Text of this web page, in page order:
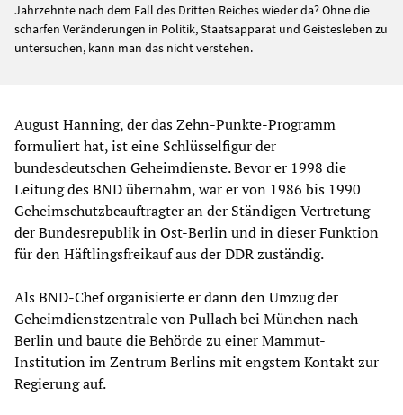
Jahrzehnte nach dem Fall des Dritten Reiches wieder da? Ohne die
scharfen Veränderungen in Politik, Staatsapparat und Geistesleben zu
untersuchen, kann man das nicht verstehen.
August Hanning, der das Zehn-Punkte-Programm
formuliert hat, ist eine Schlüsselfigur der
bundesdeutschen Geheimdienste. Bevor er 1998 die
Leitung des BND übernahm, war er von 1986 bis 1990
Geheimschutzbeauftragter an der Ständigen Vertretung
der Bundesrepublik in Ost-Berlin und in dieser Funktion
für den Häftlingsfreikauf aus der DDR zuständig.
Als BND-Chef organisierte er dann den Umzug der
Geheimdienstzentrale von Pullach bei München nach
Berlin und baute die Behörde zu einer Mammut-
Institution im Zentrum Berlins mit engstem Kontakt zur
Regierung auf.